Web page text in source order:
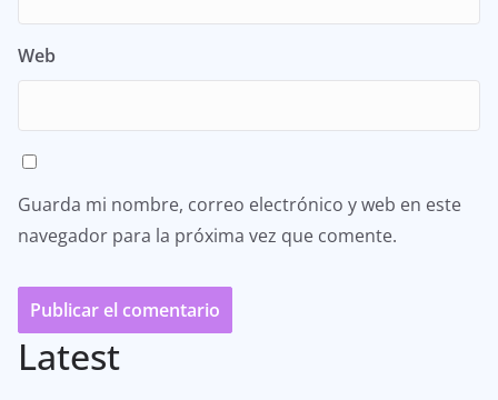
Web
Guarda mi nombre, correo electrónico y web en este
navegador para la próxima vez que comente.
Latest